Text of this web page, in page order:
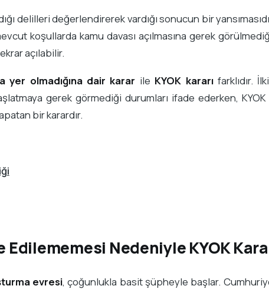
delilleri değerlendirerek vardığı sonucun bir
koşullarda kamu davası açılmasına gerek
açılabilir.
yer olmadığına dair karar ile KYOK kararıfarklıdır.
gerek görmediği durumları ifade ederken, KYOK
bir karardır.
Edilememesi Nedeniyle KYOK
evresi, çoğunlukla basit şüpheyle başlar.